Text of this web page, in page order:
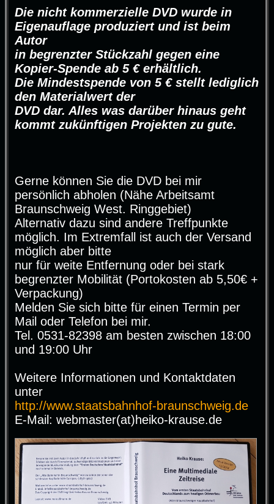
Die nicht kommerzielle DVD wurde in
Eigenauflage produziert und ist beim
Autor
in begrenzter Stückzahl gegen eine
Kopier-Spende ab 5 € erhältlich.
Die Mindestspende von 5 € stellt lediglich
den Materialwert der
DVD dar. Alles was darüber hinaus geht
kommt zukünftigen Projekten zu gute.
Gerne können Sie die DVD bei mir
persönlich abholen (Nähe Arbeitsamt
Braunschweig West. Ringgebiet)
Alternativ dazu sind andere Treffpunkte
möglich. Im Extremfall ist auch der Versand
möglich aber bitte
nur für weite Entfernung oder bei stark
begrenzter Mobilität (Portokosten ab 5,50€ +
Verpackung)
Melden Sie sich bitte für einen Termin per
Mail oder Telefon bei mir.
Tel. 0531-82398 am besten zwischen 18:00
und 19:00 Uhr
Weitere Informationen und Kontaktdaten
unter
http://www.staatsbahnhof-braunschweig.de
E-Mail: webmaster(at)heiko-krause.de